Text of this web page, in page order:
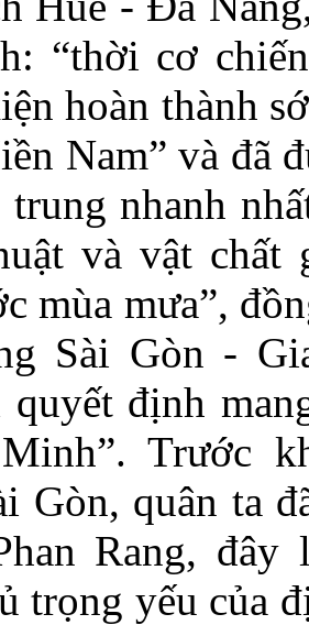
“thời cơ
hoàn thành
Nam” và đã
trung nhanh
và vật chất
mùa mưa”,
Sài Gòn -
định
Trước
Gòn, quân ta
Rang, đây
trọng yếu của